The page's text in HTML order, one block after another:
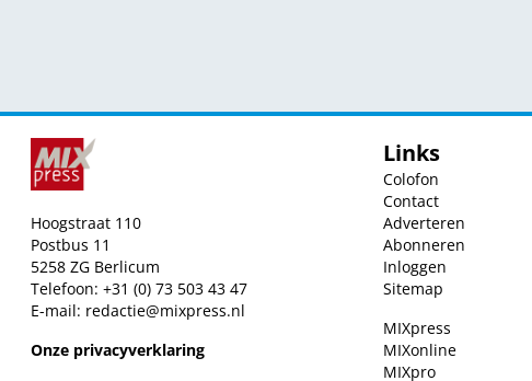
Hoogstraat 110
Postbus 11
5258 ZG Berlicum
Telefoon: +31 (0) 73 503 43 47
E-mail: redactie@mixpress.nl
Onze privacyverklaring
Links
Colofon
Contact
Adverteren
Abonneren
Inloggen
Sitemap
MIXpress
MIXonline
MIXpro